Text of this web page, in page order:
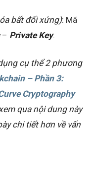
bất đối xứng): Mã
– Private Key.
cụ thể 2 phương
– Phần 3:
Cryptography
qua nội dung này
chi tiết hơn về vấn